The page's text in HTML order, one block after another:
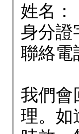
姓名：
身分證
聯絡電
我們會
理。如